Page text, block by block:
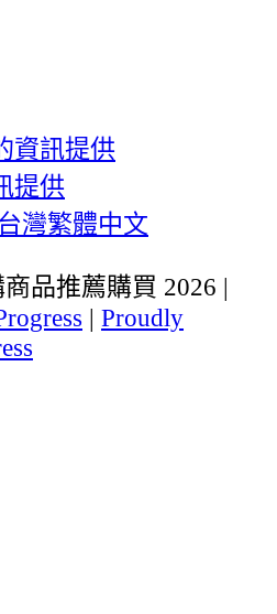
資訊提供
提供
灣繁體中文
品推薦購買 2026 |
| Proudly